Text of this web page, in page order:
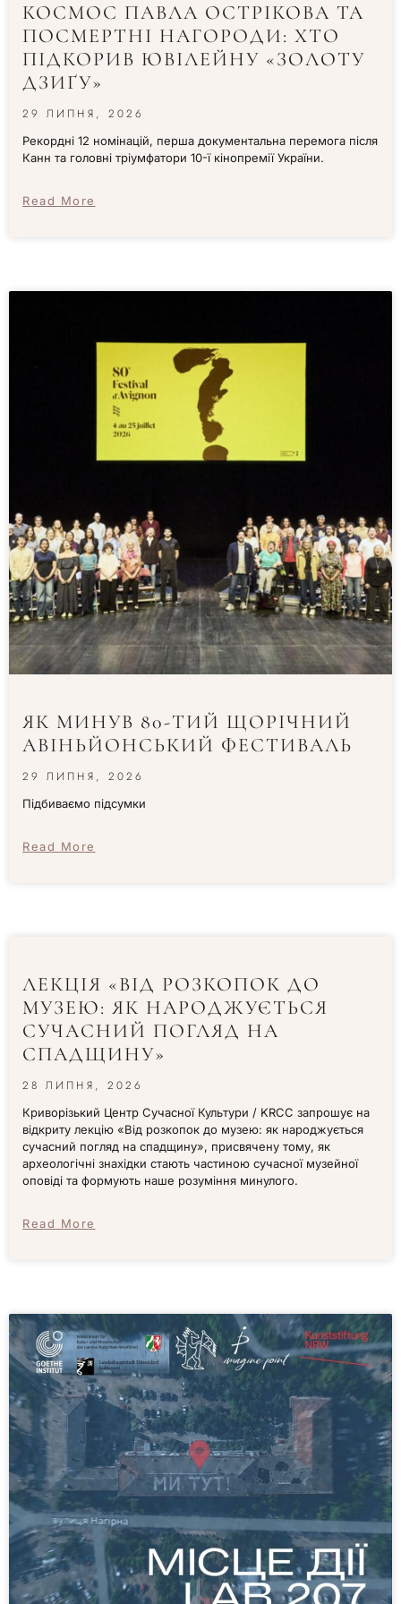
КОСМОС ПАВЛА ОСТРІКОВА ТА
ПОСМЕРТНІ НАГОРОДИ: ХТО
ПІДКОРИВ ЮВІЛЕЙНУ «ЗОЛОТУ
ДЗИҐУ»
29 ЛИПНЯ, 2026
Рекордні 12 номінацій, перша документальна перемога після
Канн та головні тріумфатори 10-ї кінопремії України.
Read More
ЯК МИНУВ 80-ТИЙ ЩОРІЧНИЙ
АВІНЬЙОНСЬКИЙ ФЕСТИВАЛЬ
29 ЛИПНЯ, 2026
Підбиваємо підсумки
Read More
ЛЕКЦІЯ «ВІД РОЗКОПОК ДО
МУЗЕЮ: ЯК НАРОДЖУЄТЬСЯ
СУЧАСНИЙ ПОГЛЯД НА
СПАДЩИНУ»
28 ЛИПНЯ, 2026
Криворізький Центр Сучасної Культури / KRCC запрошує на
відкриту лекцію «Від розкопок до музею: як народжується
сучасний погляд на спадщину», присвячену тому, як
археологічні знахідки стають частиною сучасної музейної
оповіді та формують наше розуміння минулого.
Read More